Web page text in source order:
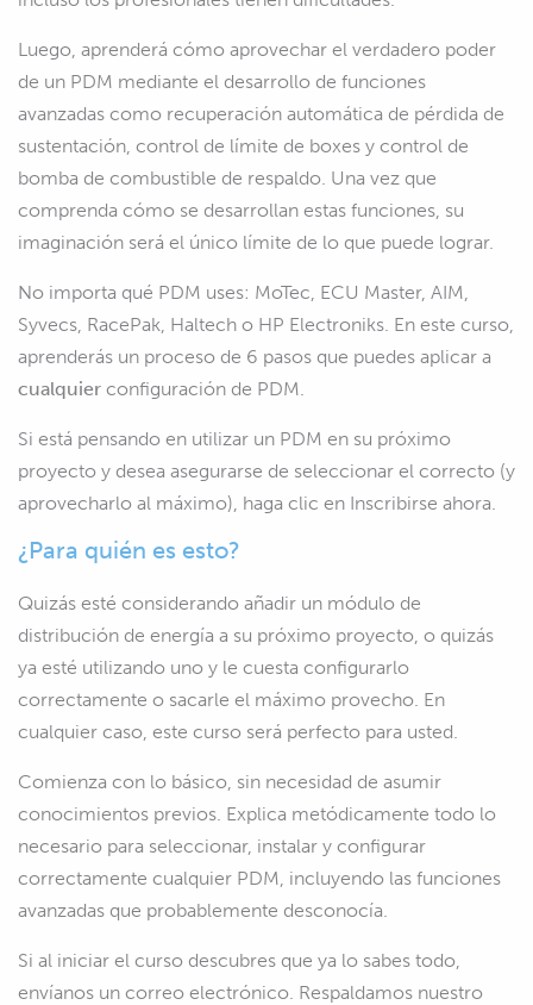
Luego, aprenderá cómo aprovechar el verdadero poder
de un PDM mediante el desarrollo de funciones
avanzadas como recuperación automática de pérdida de
sustentación, control de límite de boxes y control de
bomba de combustible de respaldo. Una vez que
comprenda cómo se desarrollan estas funciones, su
imaginación será el único límite de lo que puede lograr.
No importa qué PDM uses: MoTec, ECU Master, AIM,
Syvecs, RacePak, Haltech o HP Electroniks. En este curso,
aprenderás un proceso de 6 pasos que puedes aplicar a
cualquier configuración de PDM.
Si está pensando en utilizar un PDM en su próximo
proyecto y desea asegurarse de seleccionar el correcto (y
aprovecharlo al máximo), haga clic en Inscribirse ahora.
¿Para quién es esto?
Quizás esté considerando añadir un módulo de
distribución de energía a su próximo proyecto, o quizás
ya esté utilizando uno y le cuesta configurarlo
correctamente o sacarle el máximo provecho. En
cualquier caso, este curso será perfecto para usted.
Comienza con lo básico, sin necesidad de asumir
conocimientos previos. Explica metódicamente todo lo
necesario para seleccionar, instalar y configurar
correctamente cualquier PDM, incluyendo las funciones
avanzadas que probablemente desconocía.
Si al iniciar el curso descubres que ya lo sabes todo,
envíanos un correo electrónico. Respaldamos nuestro